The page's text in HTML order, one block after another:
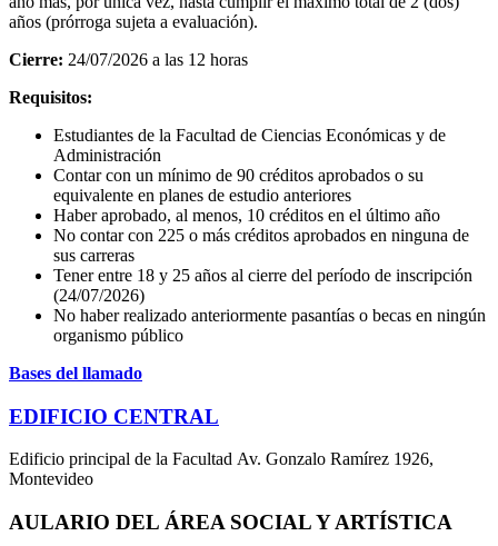
años (prórroga sujeta a evaluación).
Cierre: 24/07/2026 a las 12 horas
Requisitos:
Estudiantes de la Facultad de Ciencias Económicas y de
Administración
Contar con un mínimo de 90 créditos aprobados o su
equivalente en planes de estudio anteriores
Haber aprobado, al menos, 10 créditos en el último año
No contar con 225 o más créditos aprobados en ninguna de
sus carreras
Tener entre 18 y 25 años al cierre del período de inscripción
(24/07/2026)
No haber realizado anteriormente pasantías o becas en ningún
organismo público
Bases del llamado
EDIFICIO CENTRAL
Edificio principal de la Facultad Av. Gonzalo Ramírez 1926,
Montevideo
AULARIO DEL ÁREA SOCIAL Y ARTÍSTICA